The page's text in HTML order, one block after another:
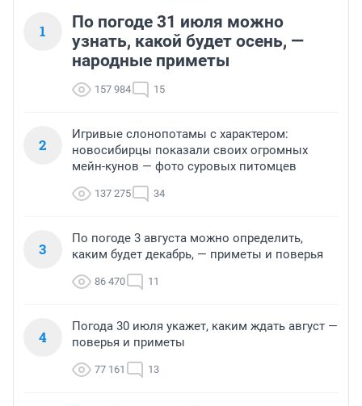
1
По погоде 31 июля можно
узнать, какой будет осень, —
народные приметы
157 984 15
2
Игривые слонопотамы с характером:
новосибирцы показали своих огромных
мейн-кунов — фото суровых питомцев
137 275 34
3
По погоде 3 августа можно определить,
каким будет декабрь, — приметы и поверья
86 470 11
4
Погода 30 июля укажет, каким ждать август —
поверья и приметы
77 161 13